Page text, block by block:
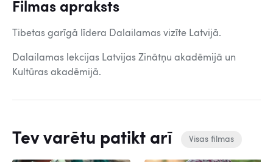
Filmas apraksts
Tibetas garīgā līdera Dalailamas vizīte Latvijā.
Dalailamas lekcijas Latvijas Zinātņu akadēmijā un
Kultūras akadēmijā.
Tev varētu patikt arī Visas filmas